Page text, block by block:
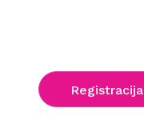
Registracija